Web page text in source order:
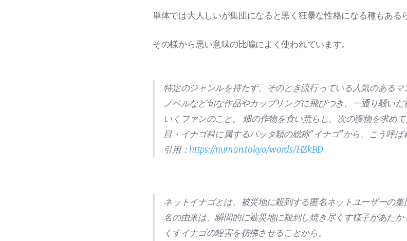
単体では大人しいが集団になると黒く狂暴な性格になる種もある
その様から悪い意味の比喩によく使われています。
特定のジャンルを持たず、そのとき流行っている人気のある
ノベルなど旬な作品やカップリングに飛びつき、一通り騒い
いくファンのこと。 畑の作物を食い荒らし、次の獲物を求め
目・イナゴ科に属するバッタ類の総称"イナゴ"から、こう呼ば
引用： https://numan.tokyo/words/HZkBD
ネットイナゴとは、被災地に殺到する匿名ネットユーザーの
名の由来は、瞬間的に被災地に殺到し焼き尽くす様子があた
くすイナゴの蝗害を彷彿させることから。